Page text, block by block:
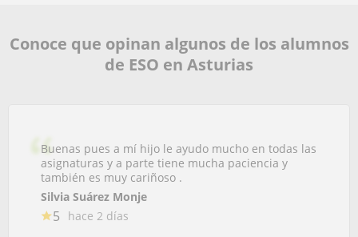
Conoce que opinan algunos de los alumnos
de ESO en Asturias
Buenas pues a mí hijo le ayudo mucho en todas las
asignaturas y a parte tiene mucha paciencia y
también es muy cariñoso .
Silvia Suárez Monje
5 hace 2 días